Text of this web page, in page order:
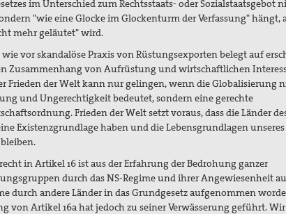
im Unterschied zum Rechtsstaats- oder Sozialstaatsgebot
"wie eine Glocke im Glockenturm der Verfassung" hängt,
mehr geläutet" wird.
wie vor skandalöse Praxis von Rüstungsexporten belegt auf
Zusammenhang von Aufrüstung und wirtschaftlichen
Frieden der Welt kann nur gelingen, wenn die Globalisierung
und Ungerechtigkeit bedeutet, sondern eine gerechte
Frieden der Welt setzt voraus, dass die Länder
Existenzgrundlage haben und die Lebensgrundlagen
in Artikel 16 ist aus der Erfahrung der Bedrohung ganzer
durch das NS-Regime und ihrer Angewiesenheit
durch andere Länder in das Grundgesetz aufgenommen
von Artikel 16a hat jedoch zu seiner Verwässerung geführt.